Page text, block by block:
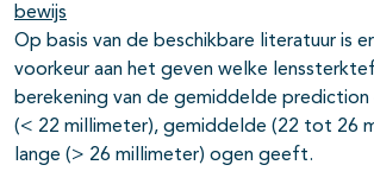
bewijs
Op basis van de beschikbare literatuur is
voorkeur aan het geven welke
berekening van de gemiddelde
(< 22 millimeter), gemiddelde (22 tot 26
lange (> 26 millimeter) ogen geeft.